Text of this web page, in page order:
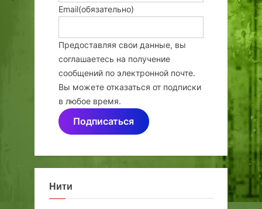
Email(обязательно)
Предоставляя свои данные, вы
соглашаетесь на получение
сообщений по электронной почте.
Вы можете отказаться от подписки
в любое время.
Подписаться
Нити